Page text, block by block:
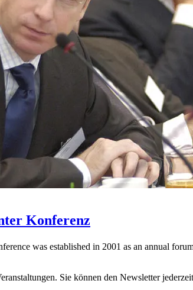
Konferenz
was established in 2001 as an annual
Sie können den Newsletter